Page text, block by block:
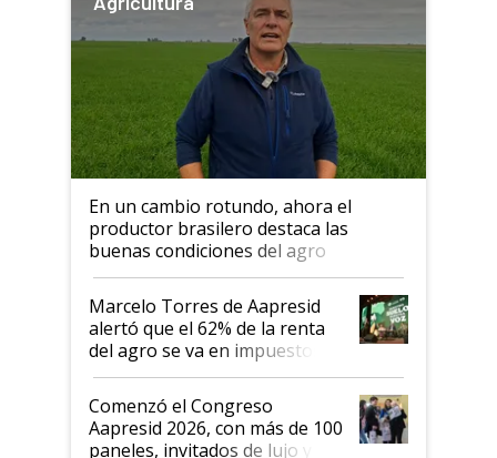
En un cambio rotundo, ahora el
productor brasilero destaca las
buenas condiciones del agro
argentino para invertir: "Los veo
más motivados"
Marcelo Torres de Aapresid
alertó que el 62% de la renta
del agro se va en impuestos:
"No es bueno que en
Argentina se sigan discutiendo
las mismas cosas de hace 50
años"
Comenzó el Congreso
Aapresid 2026, con más de 100
paneles, invitados de lujo y